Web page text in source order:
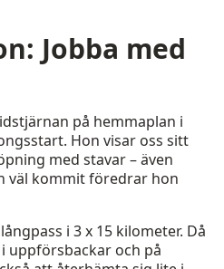
Jobba med
på hemmaplan i
Hon visar oss sitt
med stavar – även
väl kommit föredrar hon
i 3 x 15 kilometer. Då
uppförsbackar och på